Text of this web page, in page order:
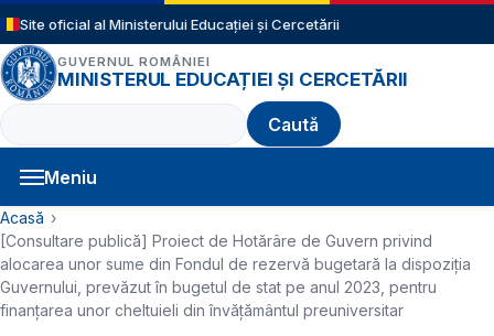
Sari la conținutul principal
Site oficial al Ministerului Educației și Cercetării
GUVERNUL ROMÂNIEI
MINISTERUL EDUCAȚIEI ȘI CERCETĂRII
Caută
Meniu
Navigație principală
Cale de navigare
Acasă
[Consultare publică] Proiect de Hotărâre de Guvern privind
alocarea unor sume din Fondul de rezervă bugetară la dispoziția
Guvernului, prevăzut în bugetul de stat pe anul 2023, pentru
finanțarea unor cheltuieli din învățământul preuniversitar